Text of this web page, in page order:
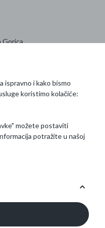
Gorica
klik
ispravno i kako bismo
koristimo kolačiće:
možete postaviti
potražite u našoj